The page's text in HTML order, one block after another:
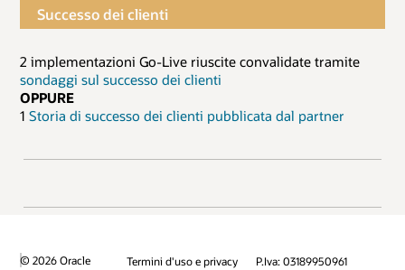
Successo dei clienti
2 implementazioni Go-Live riuscite convalidate tramite
sondaggi sul successo dei clienti
OPPURE
1 Storia di successo dei clienti pubblicata dal partner
© 2026 Oracle Termini d'uso e privacy P.Iva: 03189950961